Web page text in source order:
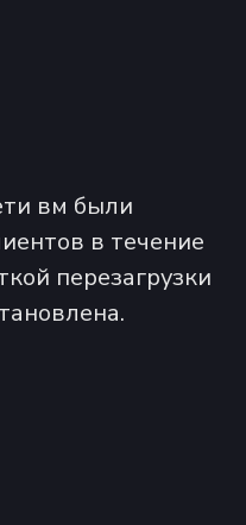
вм были
в течение
перезагрузки